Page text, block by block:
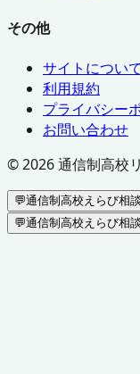
その他
サイトについて
利用規約
プライバシー
お問い合わせ
©2026通信制高校
💬通信制高校えらび相
💬通信制高校えらび相